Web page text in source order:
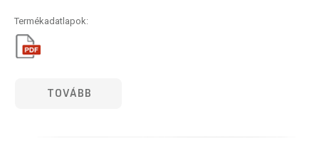
Termékadatlapok:
TOVÁBB